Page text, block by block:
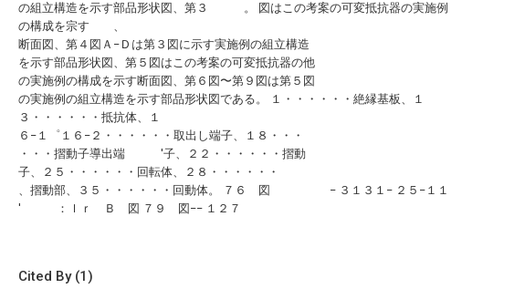
の組立構造を示す部品形状図、第３ 。 図はこの考案の可変抵抗器の実施例
の構成を宗す 、
断面図、第４図Ａ−Ｄは第３図に示す実施例の組立構造
を示す部品形状図、第５図はこの考案の可変抵抗器の他
の実施例の構成を示す断面図、第６図〜第９図は第５図
の実施例の組立構造を示す部品形状図である。 １・・・・・・絶縁基板、１
３・・・・・・抵抗体、１
６−１゜１６−２・・・・・・取出し端子、１８・・・
・・・摺動子導出端 ′子、２２・・・・・・摺動
子、２５・・・・・・回転体、２８・・・・・・
、摺動部、３５・・・・・・回動体。 ７６ 図 − ３１３１− ２５−１１
′ ：ｌｒ Ｂ 図 ７９ 図−− １２７
Cited By (1)